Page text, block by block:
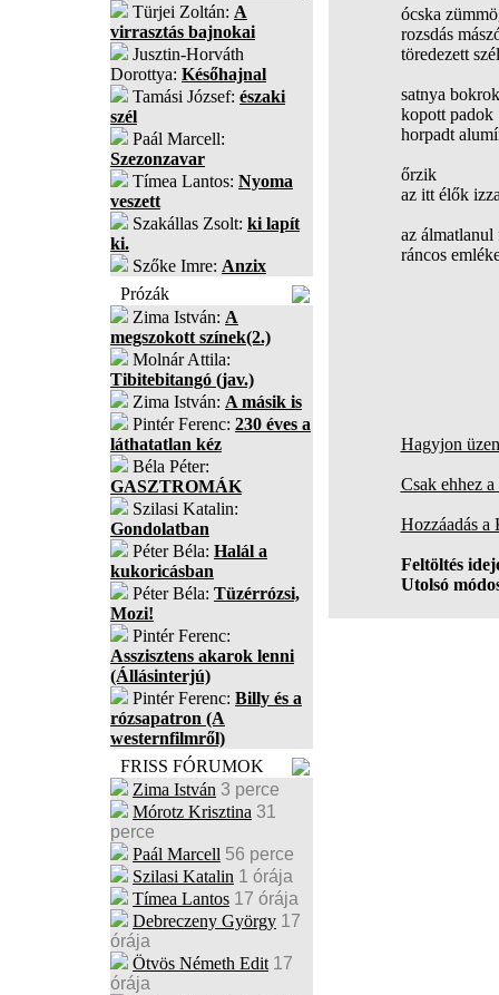
Türjei Zoltán: A
virrasztás bajnokai
Jusztin-Horváth
Dorottya: Későhajnal
Tamási József: északi
szél
Paál Marcell:
Szezonzavar
Tímea Lantos: Nyoma
veszett
Szakállas Zsolt: ki lapít
ki.
Szőke Imre: Anzix
Prózák
Zima István: A
megszokott színek(2.)
Molnár Attila:
Tibitebitangó (jav.)
Zima István: A másik is
Pintér Ferenc: 230 éves a
láthatatlan kéz
Béla Péter:
GASZTROMÁK
Szilasi Katalin:
Gondolatban
Péter Béla: Halál a
kukoricásban
Péter Béla: Tüzérrózsi,
Mozi!
Pintér Ferenc:
Asszisztens akarok lenni
(Állásinterjú)
Pintér Ferenc: Billy és a
rózsapatron (A
westernfilmről)
FRISS FÓRUMOK
Zima István 3 perce
Mórotz Krisztina 31
perce
Paál Marcell 56 perce
Szilasi Katalin 1 órája
Tímea Lantos 17 órája
Debreczeny György 17
órája
Ötvös Németh Edit 17
órája
ócska
rozsdás
töredezett
satnya bokrok
kopott padok
horpadt
őrzik
az itt élők
az
ráncos
Hagyjon
Csak ehhez
Hozzáadás
Feltöltés
Utolsó